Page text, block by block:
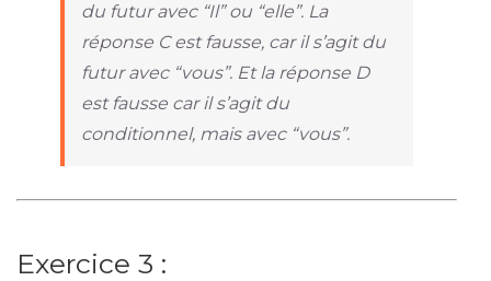
du futur avec “Il” ou “elle”. La
réponse C est fausse, car il s’agit du
futur avec “vous”. Et la réponse D
est fausse car il s’agit du
conditionnel, mais avec “vous”.
Exercice 3 :